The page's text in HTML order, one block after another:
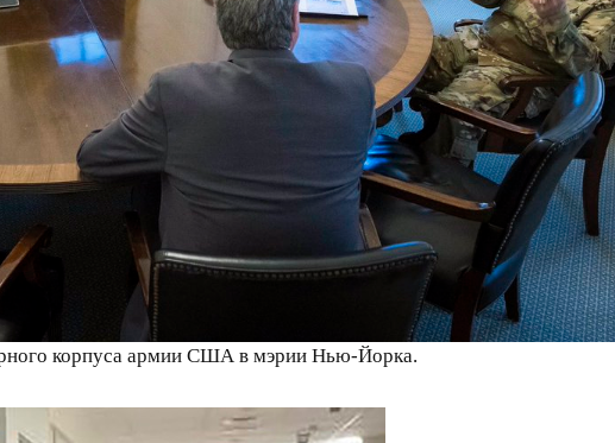
корпуса армии США в мэрии Нью-Йорка.